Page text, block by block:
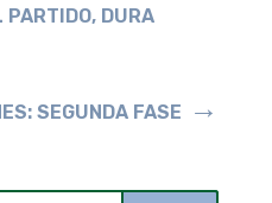
PARTIDO, DURA
SEGUNDA FASE →